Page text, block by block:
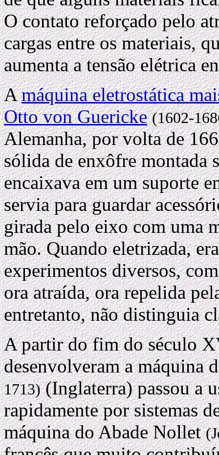
O contato reforçado pelo
cargas entre os materiais,
aumenta a tensão elétrica
Amáquina eletrostática
Otto von Guericke (1602-
Alemanha, por volta de
sólida de enxôfre montada
encaixava em um suporte
servia para guardar
girada pelo eixo com uma
mão. Quando eletrizada,
experimentos diversos,
ora atraída, ora repelida
entretanto, não distinguia
A partir do fim do século
desenvolveram a máquina
1713)(Inglaterra) passou a
rapidamente por sistemas
máquina do Abade Nollet